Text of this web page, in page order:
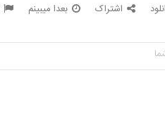
اشتراک بعدا میبینم